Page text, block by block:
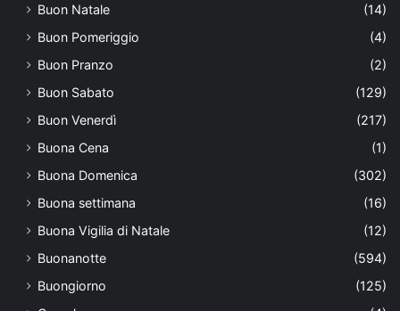
Buon Natale
(14)
Buon Pomeriggio
(4)
Buon Pranzo
(2)
Buon Sabato
(129)
Buon Venerdì
(217)
Buona Cena
(1)
Buona Domenica
(302)
Buona settimana
(16)
Buona Vigilia di Natale
(12)
Buonanotte
(594)
Buongiorno
(125)